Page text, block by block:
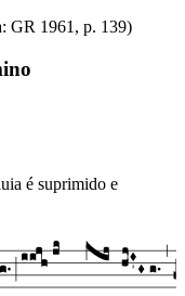
GR 1961, p. 139)
é suprimido e